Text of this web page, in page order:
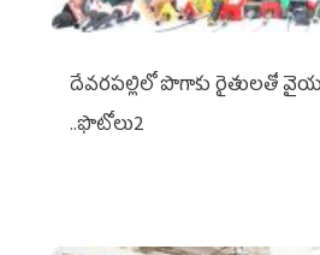
దేవరపల్లిలో పొగాకు రైతులతో
..ఫొటోలు2